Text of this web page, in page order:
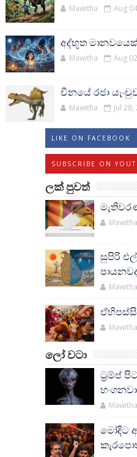
Mawitha Aug
අද්භූත
Mawitha Aug
චීනයේ රජා
Mawitha Jul
LIKE ON FACEBOOK
SUBSCRIBE ON
ලක් පුවත්
Mawitha
සුපිරි
Mawitha
Mawitha
ලෝ වටා
ට්‍රම්ප්
හංගනවා
Mawitha
මෝදිට